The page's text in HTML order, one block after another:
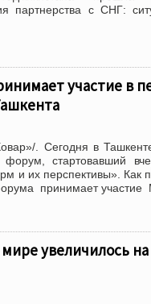
партнерства с СНГ:
участие в
. Сегодня в
форум, стартовавший
и их перспективы». Как
принимает
увеличилось